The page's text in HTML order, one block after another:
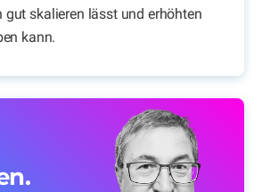
gut skalieren lässt und erhöhten
kann.